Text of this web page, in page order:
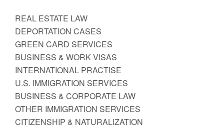
REAL ESTATE LAW
DEPORTATION CASES
GREEN CARD SERVICES
BUSINESS & WORK VISAS
INTERNATIONAL PRACTISE
U.S. IMMIGRATION SERVICES
BUSINESS & CORPORATE LAW
OTHER IMMIGRATION SERVICES
CITIZENSHIP & NATURALIZATION